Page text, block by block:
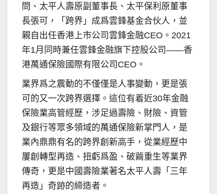
問、太平人壽原副董事長、太平保利原董事
長張可，「跨界」成爲雲鋒基金合伙人，並
親自出任香港上市公司雲鋒金融CEO。2021
年1月同時兼任雲鋒金融旗下控股公司——香
港萬通保險國際有限公司CEO。
業界爲之震動的不僅僅是人事變動，更是張
可的又一次跨界選擇。這位有着近30年金融
保險業高管經歷，涉足過壽險、財險、資管
及銀行等眾多領域的萬通保險新掌門人，是
業內鼎鼎有名的跨界創新高手，從業經歷中
屢創轉型再造、扭虧爲盈、破繭重生等業界
傳奇，更是中國壽險業著名太平人壽「三年
再造」奇跡的締造者。